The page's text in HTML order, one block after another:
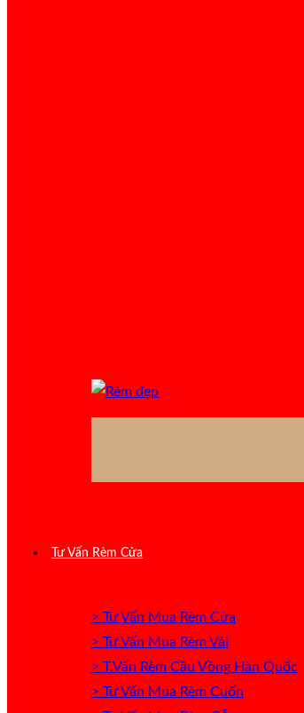
Tư Vấn Rèm Cửa
> Tư Vấn Mua Rèm Cửa
> Tư Vấn Mua Rèm Vải
> T.Vấn Rèm Cầu Vồng Hàn Quốc
> Tư Vấn Mua Rèm Cuốn